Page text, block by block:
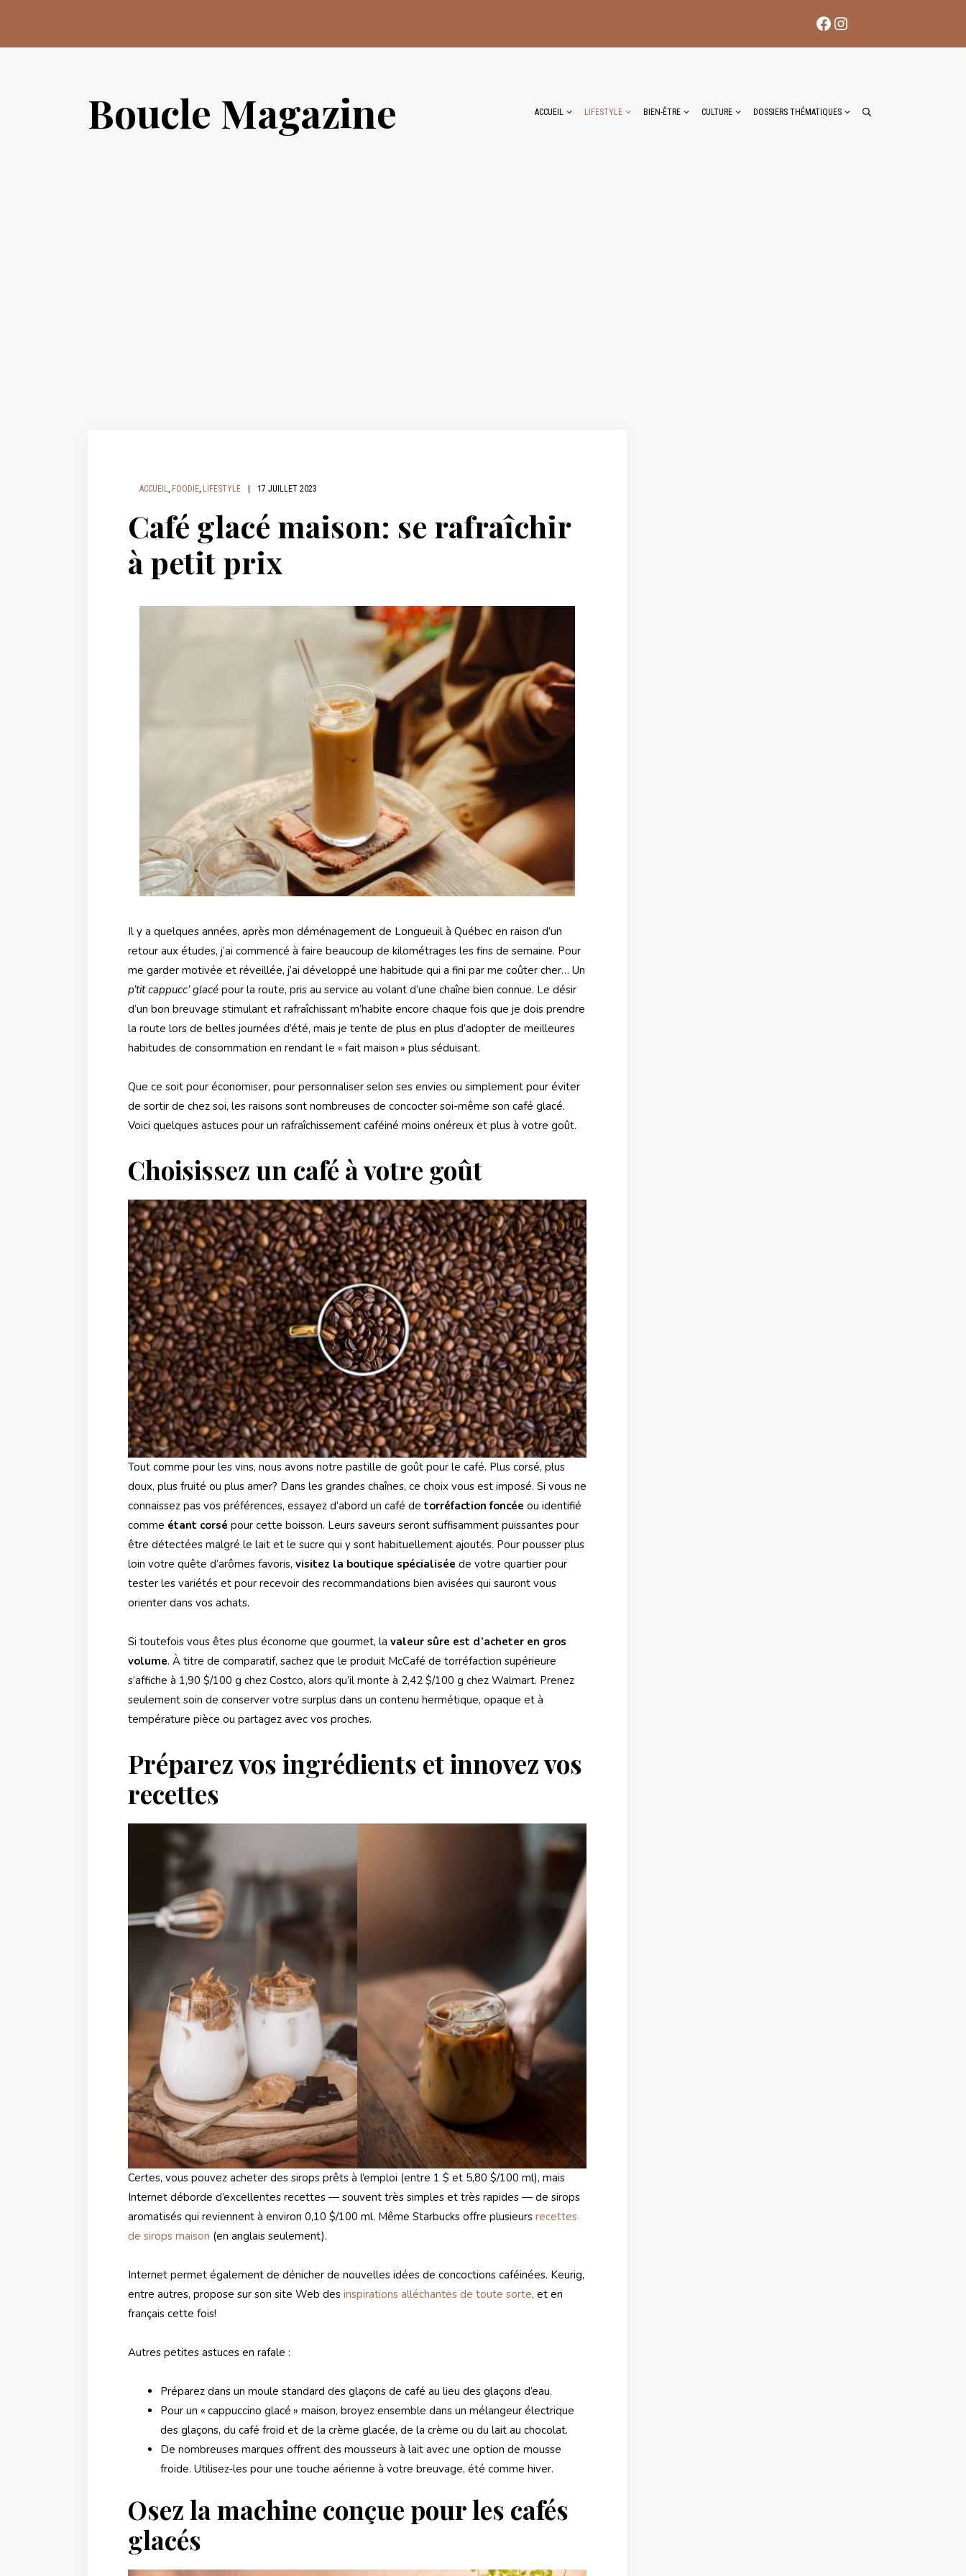
contenu
Facebook
Instagram
Boucle Magazine ACCUEIL LIFESTYLE BIEN-ÊTRE CULTURE DOSSIERS THÉMATIQUES
ACCUEIL, FOODIE, LIFESTYLE 17 JUILLET 2023
Café glacé maison: se rafraîchir
à petit prix
Il y a quelques années, après mon déménagement de Longueuil à Québec en raison d’un
retour aux études, j’ai commencé à faire beaucoup de kilométrages les fins de semaine. Pour
me garder motivée et réveillée, j’ai développé une habitude qui a fini par me coûter cher… Un
p’tit cappucc’ glacé pour la route, pris au service au volant d’une chaîne bien connue. Le désir
d’un bon breuvage stimulant et rafraîchissant m’habite encore chaque fois que je dois prendre
la route lors de belles journées d’été, mais je tente de plus en plus d’adopter de meilleures
habitudes de consommation en rendant le « fait maison » plus séduisant.
Que ce soit pour économiser, pour personnaliser selon ses envies ou simplement pour éviter
de sortir de chez soi, les raisons sont nombreuses de concocter soi-même son café glacé.
Voici quelques astuces pour un rafraîchissement caféiné moins onéreux et plus à votre goût.
Choisissez un café à votre goût
Tout comme pour les vins, nous avons notre pastille de goût pour le café. Plus corsé, plus
doux, plus fruité ou plus amer? Dans les grandes chaînes, ce choix vous est imposé. Si vous ne
connaissez pas vos préférences, essayez d’abord un café de torréfaction foncée ou identifié
comme étant corsé pour cette boisson. Leurs saveurs seront suffisamment puissantes pour
être détectées malgré le lait et le sucre qui y sont habituellement ajoutés. Pour pousser plus
loin votre quête d’arômes favoris, visitez la boutique spécialisée de votre quartier pour
tester les variétés et pour recevoir des recommandations bien avisées qui sauront vous
orienter dans vos achats.
Si toutefois vous êtes plus économe que gourmet, la valeur sûre est d’acheter en gros
volume. À titre de comparatif, sachez que le produit McCafé de torréfaction supérieure
s’affiche à 1,90 $/100 g chez Costco, alors qu’il monte à 2,42 $/100 g chez Walmart. Prenez
seulement soin de conserver votre surplus dans un contenu hermétique, opaque et à
température pièce ou partagez avec vos proches.
Préparez vos ingrédients et innovez vos
recettes
Certes, vous pouvez acheter des sirops prêts à l’emploi (entre 1 $ et 5,80 $/100 ml), mais
Internet déborde d’excellentes recettes — souvent très simples et très rapides — de sirops
aromatisés qui reviennent à environ 0,10 $/100 ml. Même Starbucks offre plusieurs recettes
de sirops maison (en anglais seulement).
Internet permet également de dénicher de nouvelles idées de concoctions caféinées. Keurig,
entre autres, propose sur son site Web des inspirations alléchantes de toute sorte, et en
français cette fois!
Autres petites astuces en rafale :
Préparez dans un moule standard des glaçons de café au lieu des glaçons d’eau.
Pour un « cappuccino glacé » maison, broyez ensemble dans un mélangeur électrique
des glaçons, du café froid et de la crème glacée, de la crème ou du lait au chocolat.
De nombreuses marques offrent des mousseurs à lait avec une option de mousse
froide. Utilisez-les pour une touche aérienne à votre breuvage, été comme hiver.
Osez la machine conçue pour les cafés
glacés